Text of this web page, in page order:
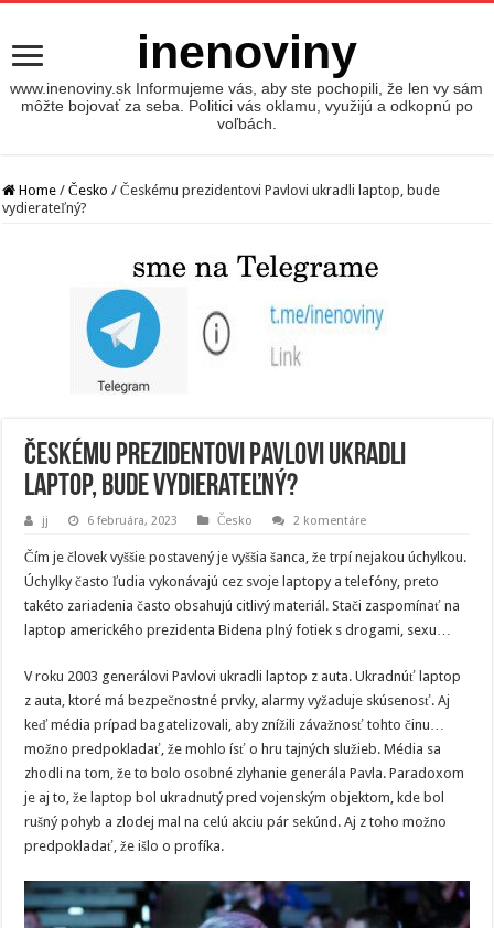
inenoviny
www.inenoviny.sk Informujeme vás, aby ste pochopili, že len vy sám
môžte bojovať za seba. Politici vás oklamu, využijú a odkopnú po
voľbách.
Home / Česko / Českému prezidentovi Pavlovi ukradli laptop, bude
vydierateľný?
Českému prezidentovi Pavlovi ukradli
laptop, bude vydierateľný?
jj 6 februára, 2023 Česko 2 komentáre
Čím je človek vyššie postavený je vyššia šanca, že trpí nejakou úchylkou.
Úchylky často ľudia vykonávajú cez svoje laptopy a telefóny, preto
takéto zariadenia často obsahujú citlivý materiál. Stači zaspomínať na
laptop amerického prezidenta Bidena plný fotiek s drogami, sexu…
V roku 2003 generálovi Pavlovi ukradli laptop z auta. Ukradnúť laptop
z auta, ktoré má bezpečnostné prvky, alarmy vyžaduje skúsenosť. Aj
keď média prípad bagatelizovali, aby znížili závažnosť tohto činu…
možno predpokladať, že mohlo ísť o hru tajných služieb. Média sa
zhodli na tom, že to bolo osobné zlyhanie generála Pavla. Paradoxom
je aj to, že laptop bol ukradnutý pred vojenským objektom, kde bol
rušný pohyb a zlodej mal na celú akciu pár sekúnd. Aj z toho možno
predpokladať, že išlo o profíka.